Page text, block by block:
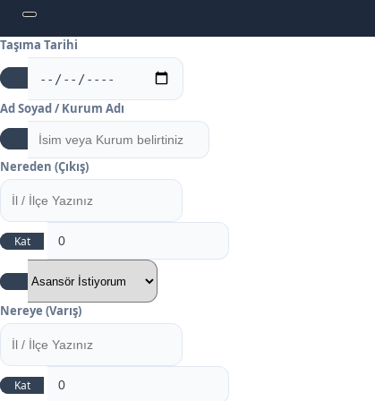
Taşıma Tarihi
Ad Soyad / Kurum Adı
Nereden (Çıkış)
Kat
Nereye (Varış)
Kat